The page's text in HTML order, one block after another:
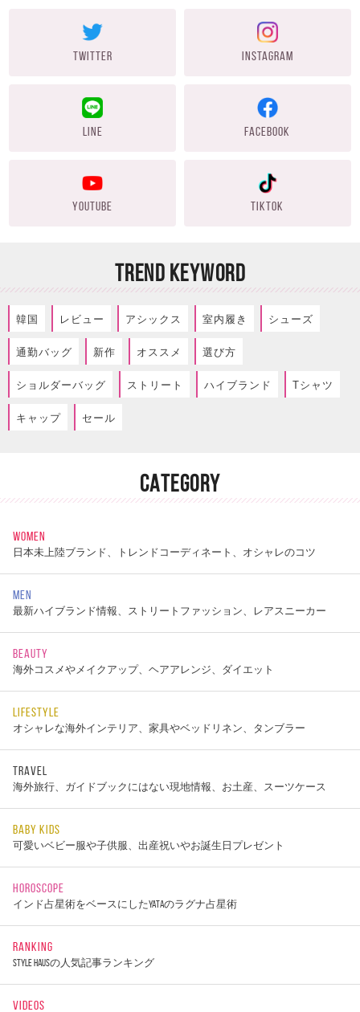
TWITTER INSTAGRAM
LINE FACEBOOK
YOUTUBE TIKTOK
TREND KEYWORD
韓国 レビュー アシックス 室内履き シューズ
通勤バッグ 新作 オススメ 選び方
ショルダーバッグ ストリート ハイブランド Tシャツ
キャップ セール
CATEGORY
WOMEN
日本未上陸ブランド、トレンドコーディネート、オシャレのコツ
MEN
最新ハイブランド情報、ストリートファッション、レアスニーカー
BEAUTY
海外コスメやメイクアップ、ヘアアレンジ、ダイエット
LIFESTYLE
オシャレな海外インテリア、家具やベッドリネン、タンブラー
TRAVEL
海外旅行、ガイドブックにはない現地情報、お土産、スーツケース
BABY KIDS
可愛いベビー服や子供服、出産祝いやお誕生日プレゼント
HOROSCOPE
インド占星術をベースにしたYATAのラグナ占星術
RANKING
STYLE HAUSの人気記事ランキング
VIDEOS